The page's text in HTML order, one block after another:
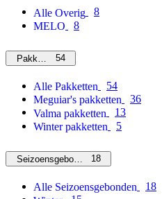
Alle Overig
8
MELO
8
Pakketten54
Alle Pakketten
54
Meguiar's pakketten
36
Valma pakketten
13
Winter pakketten
5
Seizoensgebonden18
Alle Seizoensgebonden
18